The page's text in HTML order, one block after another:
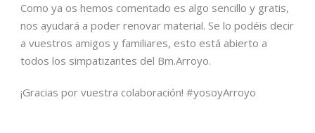
Como ya os hemos comentado es algo sencillo y gratis,
nos ayudará a poder renovar material. Se lo podéis decir
a vuestros amigos y familiares, esto está abierto a
todos los simpatizantes del Bm.Arroyo.
¡Gracias por vuestra colaboración! #yosoyArroyo